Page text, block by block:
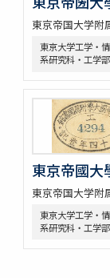
東京帝国大学附
東京大学工学・
系研究科・工学
東京帝國大
東京帝国大学附
東京大学工学・
系研究科・工学